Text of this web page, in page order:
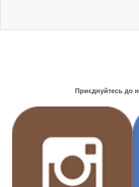
Приєднуйтесь до